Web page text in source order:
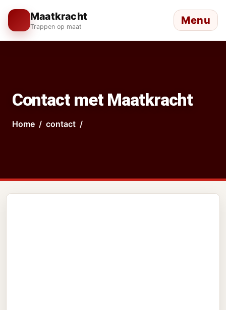
Maatkracht
Trappen op maat Menu
Contact met Maatkracht
Home contact